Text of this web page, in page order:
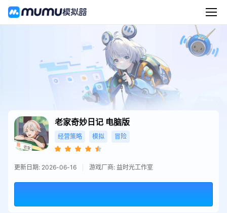
老家奇妙日记 电脑版
经营策略 模拟 冒险
更新日期: 2026-06-16 游戏厂商: 益时光工作室